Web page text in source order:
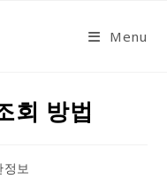
Menu
회 방법
정보